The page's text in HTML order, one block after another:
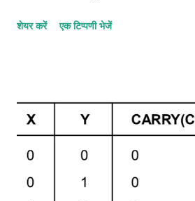
hindi:- half adder सबसे basic digital
Specified करना आवश्यक है क्योंकि 1 + 1 का
हैं। हम दो इनपुट वेरिएबल्स के लिए x और y और दो
कि दोनों इनपुट 1 न हों। S आउटपुट योग के कम से
शेयर करें एक टिप्पणी भेजें